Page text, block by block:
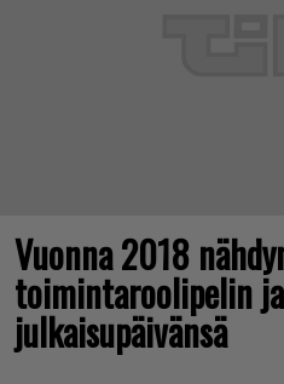
Vuonna 2018
toimintaroolipelin
julkaisupäivänsä